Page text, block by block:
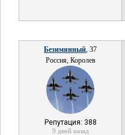
Безимянный, 37
Россия, Королев
Репутация: 388
9 дней назад